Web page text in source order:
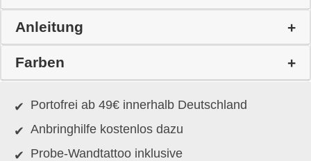
Anleitung
Farben
Portofrei ab 49€ innerhalb Deutschland
Anbringhilfe kostenlos dazu
Probe-Wandtattoo inklusive